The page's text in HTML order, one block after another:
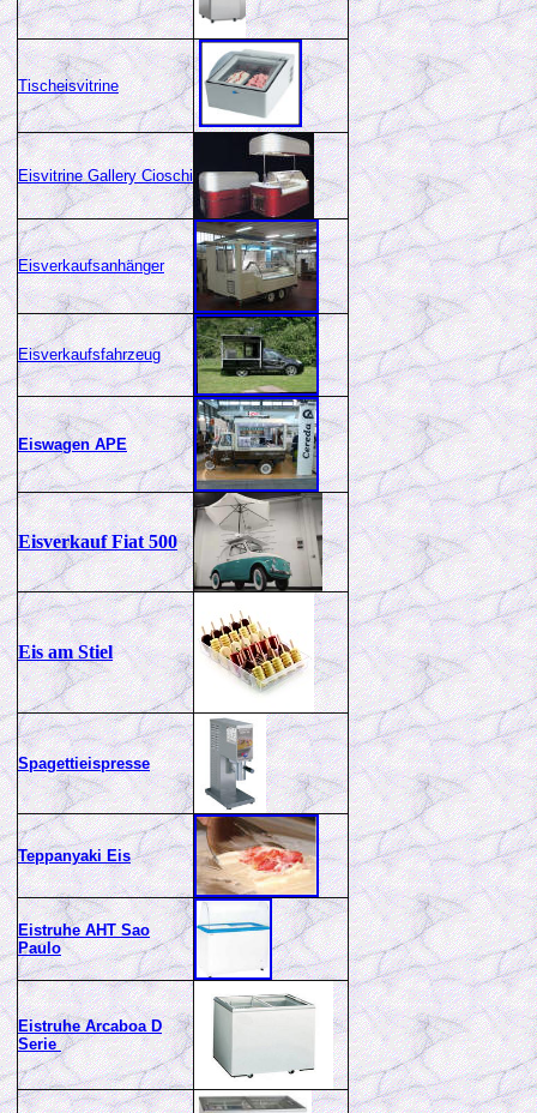
Tischeisvitrine
Eisvitrine Gallery Cioschi
Eisverkaufsanhänger
Eisverkaufsfahrzeug
Eiswagen APE
Eisverkauf Fiat 500
Eis am Stiel
Spagettieispresse
Teppanyaki Eis
Eistruhe AHT Sao
Paulo
Eistruhe Arcaboa D
Serie